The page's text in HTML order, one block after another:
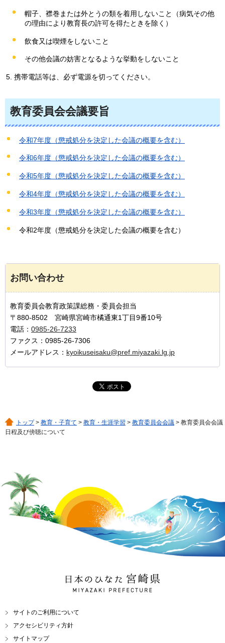
帽子、襟巻または外とうの類を着用しないこと（病気その他
の理由により教育長の許可を得たときを除く）
飲食又は喫煙をしないこと
その他会議の妨害となるような挙動をしないこと
携帯電話等は、必ず電源を切ってください。
教育委員会会議要旨
令和7年度（懲戒処分を決定した会議の概要を含む）
令和6年度（懲戒処分を決定した会議の概要を含む）
令和5年度（懲戒処分を決定した会議の概要を含む）
令和4年度（懲戒処分を決定した会議の概要を含む）
令和3年度（懲戒処分を決定した会議の概要を含む）
令和2年度（懲戒処分を決定した会議の概要を含む）
お問い合わせ
教育委員会教育政策課総務・委員会担当
〒880-8502 宮崎県宮崎市橘通東1丁目9番10号
電話： 0985-26-7233
ファクス：0985-26-7306
メールアドレス： kyoikuseisaku@pref.miyazaki.lg.jp
トップ> 教育・子育て > 教育・生涯学習 > 教育委員会会議 > 教育委員会会議
日程及び傍聴について
日本のひなた 宮崎県
MIYAZAKI PREFECTURE
サイトのご利用について
アクセシビリティ方針
サイトマップ